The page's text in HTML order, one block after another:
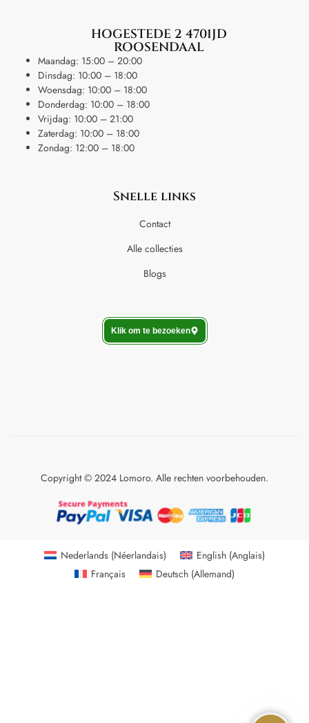
HOGESTEDE 2 4701JD
ROOSENDAAL
Maandag: 15:00 – 20:00
Dinsdag: 10:00 – 18:00
Woensdag: 10:00 – 18:00
Donderdag: 10:00 – 18:00
Vrijdag: 10:00 – 21:00
Zaterdag: 10:00 – 18:00
Zondag: 12:00 – 18:00
Snelle links
Contact
Alle collecties
Blogs
Klik om te bezoeken
Copyright © 2024 Lomoro. Alle rechten voorbehouden.
Nederlands (Néerlandais) English(Anglais)
Français
Deutsch(Allemand)